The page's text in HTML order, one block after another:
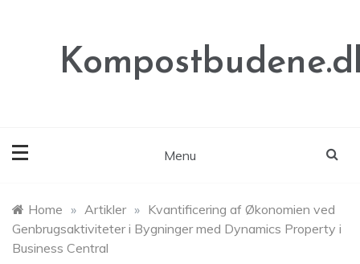
Menu
Home » Artikler » Kvantificering af Økonomien ved
Genbrugsaktiviteter i Bygninger med Dynamics Property i
Business Central